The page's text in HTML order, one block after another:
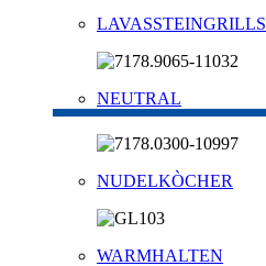
LAVASSTEINGRILLS
NEUTRAL
NUDELKÒCHER
WARMHALTEN